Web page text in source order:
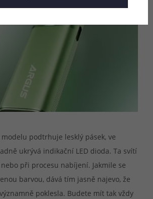
indikátor baterie
podtrhuje lesklý pásek, ve
ukrývá indikační LED dioda. Ta svítí
při procesu nabíjení. Jakmile se
barvou, dává tím jasně najevo, že
poklesla. Budete mít tak vždy